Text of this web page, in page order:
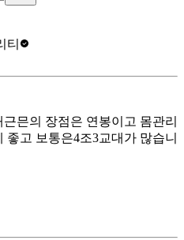
티
믄의 장점은 연봉이고 몸관리
좋고 보통은4조3교대가 많습니